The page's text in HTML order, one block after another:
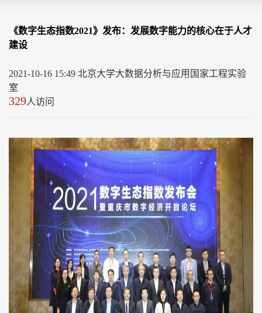
《数字生态指数2021》发布：发展数字能力的核心在于人才
建设
2021-10-16 15:49 北京大学大数据分析与应用国家工程实验
室
329人访问